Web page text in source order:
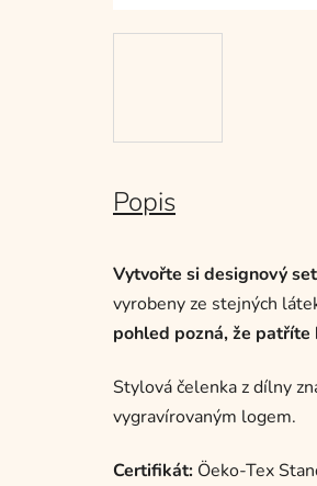
Popis
Vytvořte si designový
vyrobeny ze stejných
pohled pozná, že patříte
Stylová čelenka z dílny
vygravírovaným logem.
Certifikát: Öeko-Tex